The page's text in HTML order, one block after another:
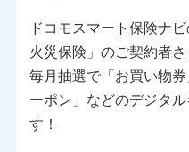
を受けている保険会社
情報を提供するため、
ため、またそれらに付帯
ドコモおよび提携会社の
（各サービスで取得し
トの閲覧履歴、購買履歴
ータを分析して、お客さ
ドコモスマート保険ナ
火災保険」のご契約者さ
毎月抽選で「お買い物
ーポン」などのデジタ
す！